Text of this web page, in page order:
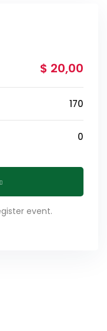
$ 20,00
170
0
event.